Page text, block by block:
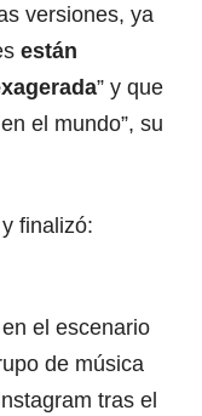
versiones, ya
están
” y que
el mundo”, su
finalizó:
el escenario
de música
tras el